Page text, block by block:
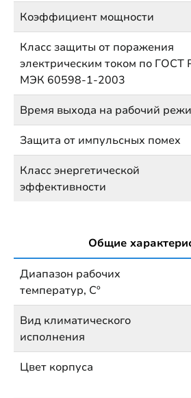
Коэффициент мощности
Класс защиты от поражения
электрическим током по ГОСТ
МЭК 60598-1-2003
Время выхода на рабочий
Защита от импульсных помех
Класс энергетической
эффективности
Общие
Диапазон рабочих
температур, Сº
Вид климатического
исполнения
Цвет корпуса